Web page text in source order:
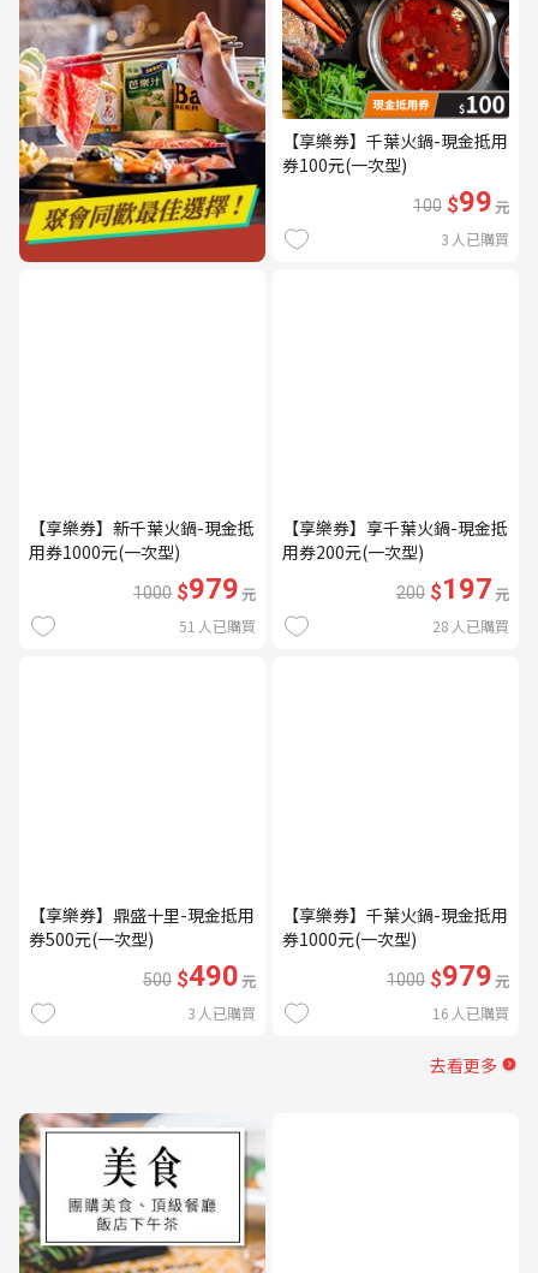
【享樂券】千葉火鍋-現金抵用
券100元(一次型)
100 $99元
3 人已購買
【享樂券】新千葉火鍋-現金抵
用券1000元(一次型)
1000 $979元
51 人已購買
【享樂券】享千葉火鍋-現金抵
用券200元(一次型)
200 $197元
28 人已購買
【享樂券】鼎盛十里-現金抵用
券500元(一次型)
500 $490元
3 人已購買
【享樂券】千葉火鍋-現金抵用
券1000元(一次型)
1000 $979元
16 人已購買
去看更多